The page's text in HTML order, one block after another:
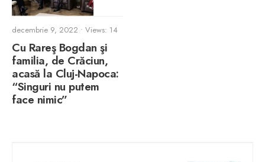
decembrie 9, 2022 • Views: 14
Cu Rareş Bogdan şi
familia, de Crăciun,
acasă la Cluj-Napoca:
“Singuri nu putem
face nimic”